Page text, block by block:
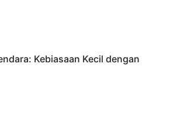
Kebiasaan Kecil dengan